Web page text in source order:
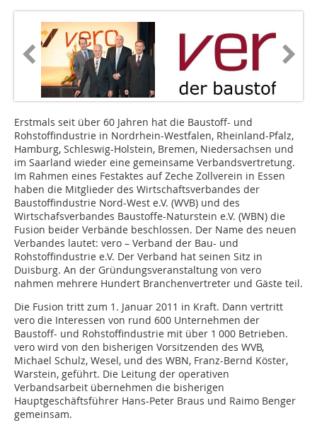
Erstmals seit über 60 Jahren hat die Baustoff- und
Rohstoffindustrie in Nordrhein-Westfalen, Rheinland-Pfalz,
Hamburg, Schleswig-Holstein, Bremen, Niedersachsen und
im Saarland wieder eine gemeinsame Verbandsvertretung.
Im Rahmen eines Festaktes auf Zeche Zollverein in Essen
haben die Mitglieder des Wirtschaftsverbandes der
Baustoffindustrie Nord-West e.V. (WVB) und des
Wirtschafsverbandes Baustoffe-Naturstein e.V. (WBN) die
Fusion beider Verbände beschlossen. Der Name des neuen
Verbandes lautet: vero – Verband der Bau- und
Rohstoffindustrie e.V. Der Verband hat seinen Sitz in
Duisburg. An der Gründungsveranstaltung von vero
nahmen mehrere Hundert Branchenvertreter und Gäste teil.
Die Fusion tritt zum 1. Januar 2011 in Kraft. Dann vertritt
vero die Interessen von rund 600 Unternehmen der
Baustoff- und Rohstoffindustrie mit über 1 000 Betrieben.
vero wird von den bisherigen Vorsitzenden des WVB,
Michael Schulz, Wesel, und des WBN, Franz-Bernd Köster,
Warstein, geführt. Die Leitung der operativen
Verbandsarbeit übernehmen die bisherigen
Hauptgeschäftsführer Hans-Peter Braus und Raimo Benger
gemeinsam.